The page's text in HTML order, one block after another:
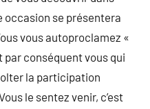
occasion se présentera
vous autoproclamez «
par conséquent vous qui
la participation
le sentez venir, c’est